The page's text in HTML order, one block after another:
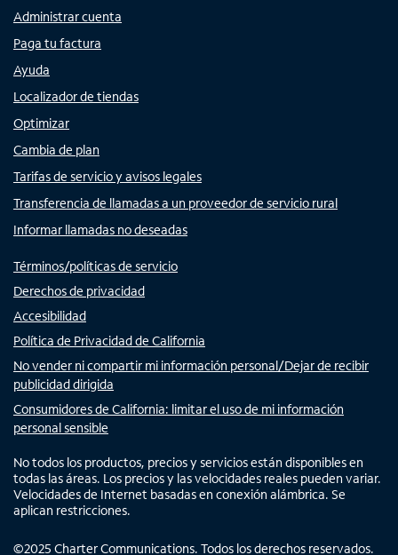
Administrar cuenta
Paga tu factura
Ayuda
Localizador de tiendas
Optimizar
Cambia de plan
Tarifas de servicio y avisos legales
Transferencia de llamadas a un proveedor de servicio rural
Informar llamadas no deseadas
Términos/políticas de servicio
Derechos de privacidad
Accesibilidad
Política de Privacidad de California
No vender ni compartir mi información personal/Dejar de recibir
publicidad dirigida
Consumidores de California: limitar el uso de mi información
personal sensible
No todos los productos, precios y servicios están disponibles en
todas las áreas. Los precios y las velocidades reales pueden variar.
Velocidades de Internet basadas en conexión alámbrica. Se
aplican restricciones.
©2025 Charter Communications. Todos los derechos reservados.